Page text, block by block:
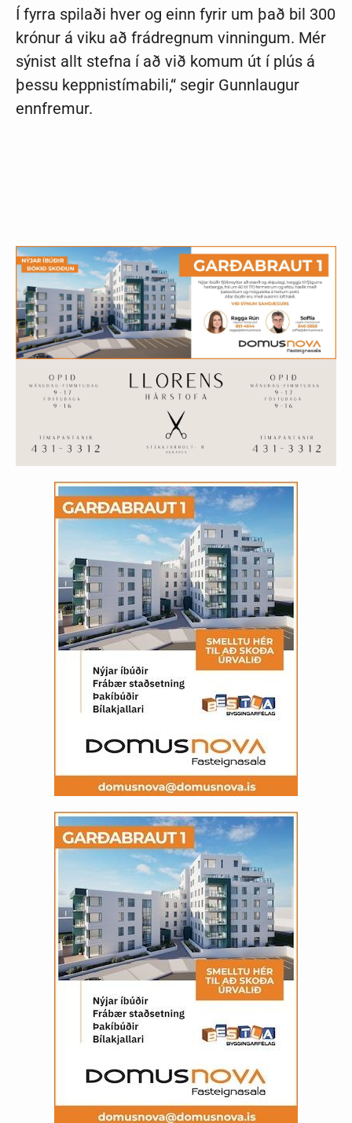
Í fyrra spilaði hver og einn fyr­ir um það bil 300
krón­ur á viku að frá­dregn­um vinn­ing­um. Mér
sýn­ist allt stefna í að við kom­um út í plús á
þessu keppn­is­tíma­bili,“ segir Gunnlaugur
ennfremur.